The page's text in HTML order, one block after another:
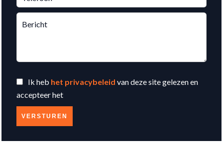
Ik heb het privacybeleid van deze site gelezen en
accepteer het
VERSTUREN